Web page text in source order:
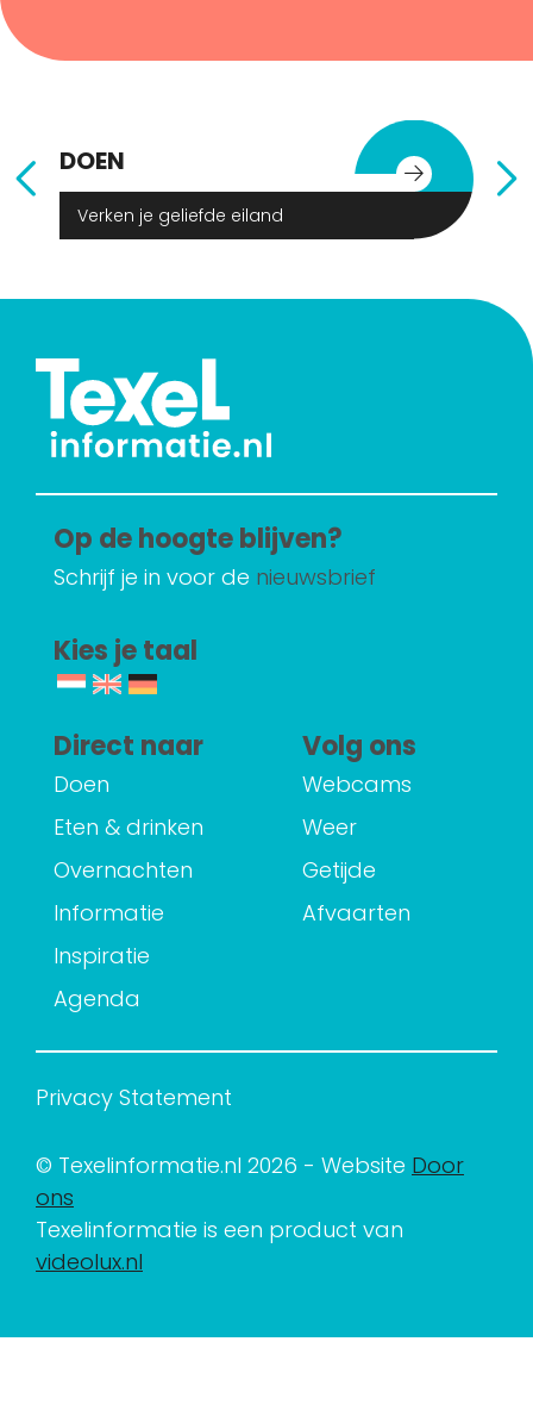
DOEN
Verken je geliefde eiland
Op de hoogte blijven?
Schrijf je in voor de nieuwsbrief
Kies je taal
Direct naar
Doen
Eten & drinken
Overnachten
Informatie
Inspiratie
Agenda
Volg ons
Webcams
Weer
Getijde
Afvaarten
Privacy Statement
© Texelinformatie.nl 2026 - Website Door
ons
Texelinformatie is een product van
videolux.nl